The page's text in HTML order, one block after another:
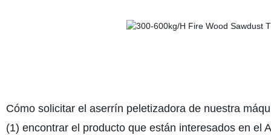
Cómo solicitar el aserrín peletizadora de nuestra
(1) encontrar el producto que están interesados en el